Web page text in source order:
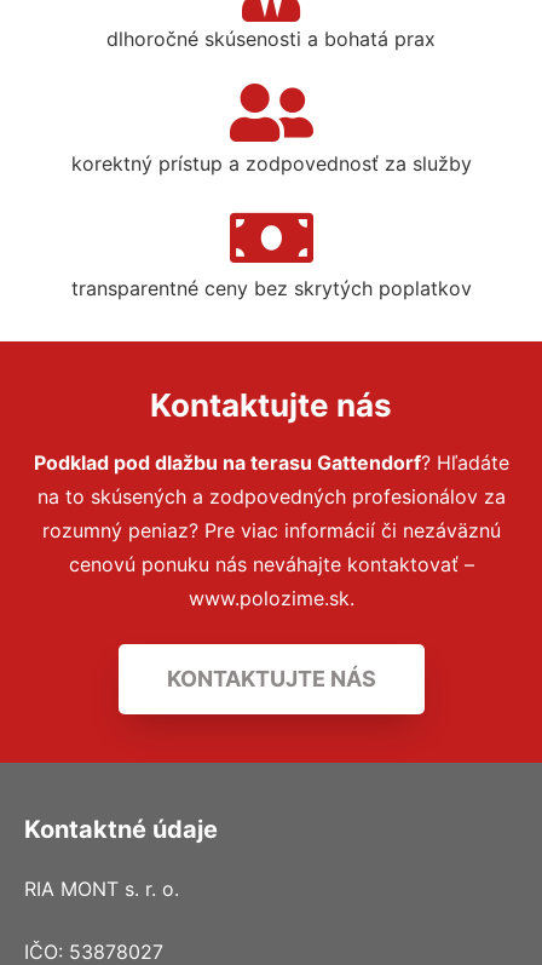
dlhoročné skúsenosti a bohatá prax
korektný prístup a zodpovednosť za služby
transparentné ceny bez skrytých poplatkov
Kontaktujte nás
Podklad pod dlažbu na terasu Gattendorf? Hľadáte
na to skúsených a zodpovedných profesionálov za
rozumný peniaz? Pre viac informácií či nezáväznú
cenovú ponuku nás neváhajte kontaktovať –
www.polozime.sk.
KONTAKTUJTE NÁS
Kontaktné údaje
RIA MONT s. r. o.
IČO: 53878027